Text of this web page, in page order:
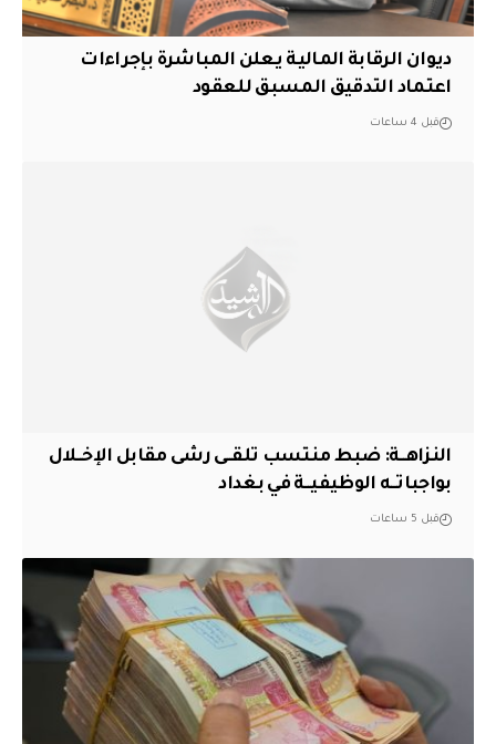
ديوان الرقابة المالية يعلن المباشرة بإجراءات
اعتماد التدقيق المسبق للعقود
قبل 4 ساعات
النزاهــة: ضبط منتسب تلقــى رشى مقابل الإخــلال
بواجباتــه الوظيفيــة في بغداد
قبل 5 ساعات